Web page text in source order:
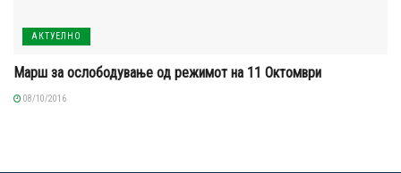
АКТУЕЛНО
Марш за ослободување од режимот на 11 Октомври
08/10/2016